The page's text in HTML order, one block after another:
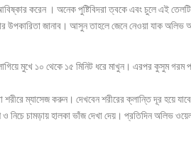
করেন । অনেক পুষ্টিবিদরা ত্বকে এবং চুলে এই
উপকারিতা জানাব। আসুন তাহলে জেনে নেওয়া যাক অলিভ
মুখে ১০ থেকে ১৫ মিনিট ধরে মাখুন। এরপর কুসুম গরম
শরীরে ম্যাসেজ করুন। দেখবেন শরীরের ক্লান্তি দূর হয়ে
নিচে চামড়ায় হালকা ভাঁজ দেখা দেয়। প্রতিদিন অলিভ